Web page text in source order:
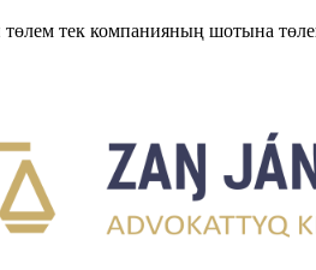
төлем тек компанияның шотына